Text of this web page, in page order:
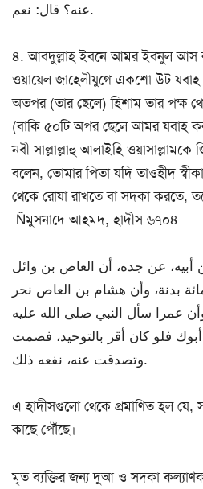
عنه؟ قال: نعم.
৪. আবদুল্লাহ ইবনে আমর ইবনুল আস
ওয়ায়েল জাহেলীযুগে একশো উট যবাহ
অতপর (তার ছেলে) হিশাম তার পক্ষ
(বাকি ৫০টি অপর ছেলে আমর যবাহ
নবী সাল্লাল্লাহু আলাইহি ওয়াসাল্লামকে
বলেন, তোমার পিতা যদি তাওহীদ
থেকে রোযা রাখতে বা সদকা করতে,
Ñমুসনাদে আহমদ, হাদীস ৬৭০৪
عن جده، أن العاص بن وائل
بدنة، وأن هشام بن العاص نحر
عمرا سأل النبي صلى الله عليه
فلو كان أقر بالتوحيد، فصمت
وتصدقت عنه، نفعه ذلك.
এ হাদীসগুলো থেকে প্রমাণিত হল যে,
কাছে পৌঁছে।
মৃত ব্যক্তির জন্য দুআ ও সদকা